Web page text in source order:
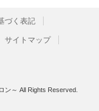
づく表記
サイトマップ
～ All Rights Reserved.